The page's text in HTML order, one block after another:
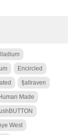
Encircled
fjallraven
Made
West